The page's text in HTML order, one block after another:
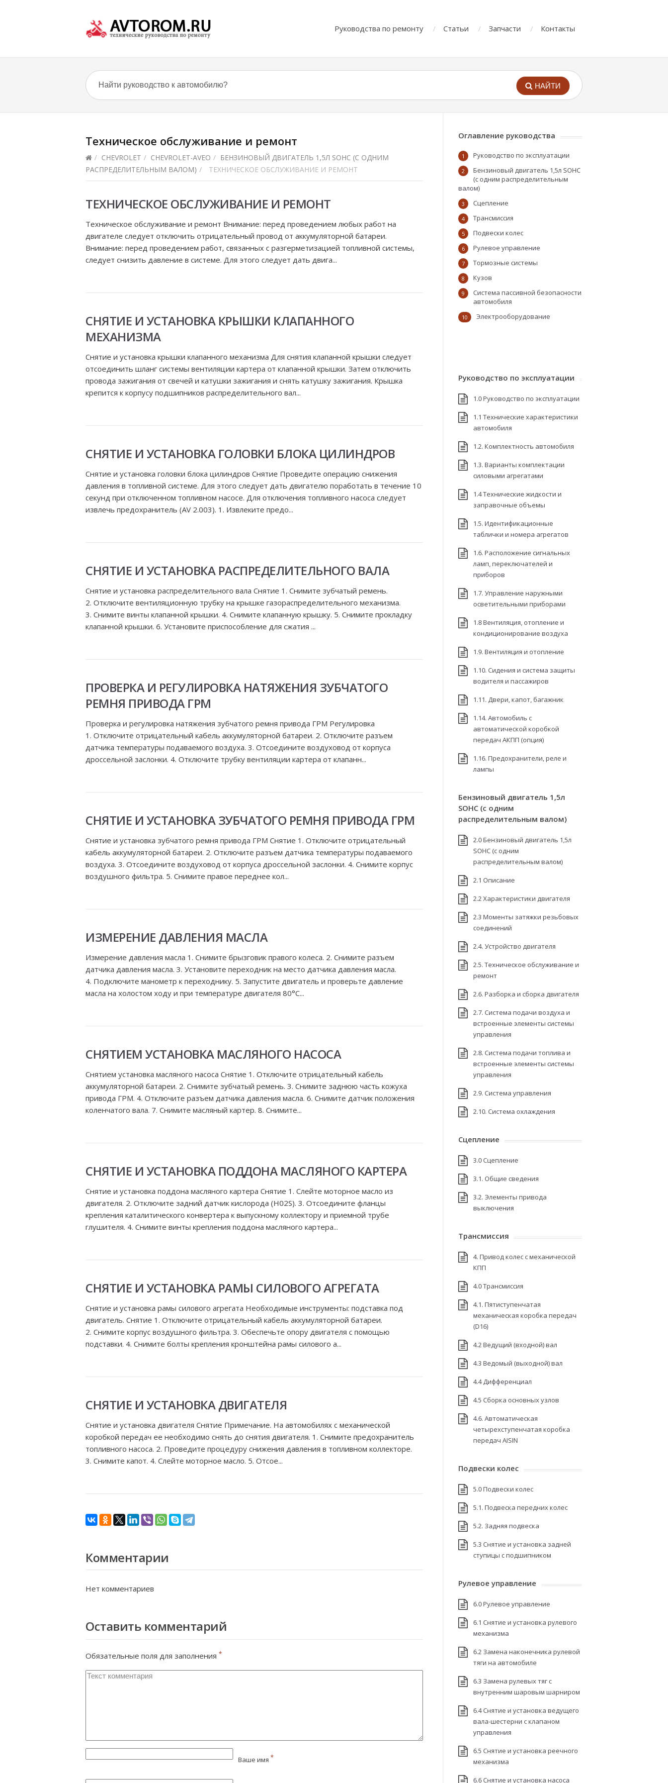
Руководства по ремонту Статьи Запчасти Контакты
НАЙТИ
Техническое обслуживание и ремонт
/ CHEVROLET / CHEVROLET-AVEO / БЕНЗИНОВЫЙ ДВИГАТЕЛЬ 1,5Л SOHC (С ОДНИМ
РАСПРЕДЕЛИТЕЛЬНЫМ ВАЛОМ) / ТЕХНИЧЕСКОЕ ОБСЛУЖИВАНИЕ И РЕМОНТ
ТЕХНИЧЕСКОЕ ОБСЛУЖИВАНИЕ И РЕМОНТ
Техническое обслуживание и ремонт Внимание: перед проведением любых работ на
двигателе следует отключить отрицательный провод от аккумуляторной батареи.
Внимание: перед проведением работ, связанных с разгерметизацией топливной системы,
следует снизить давление в системе. Для этого следует дать двига...
СНЯТИЕ И УСТАНОВКА КРЫШКИ КЛАПАННОГО
МЕХАНИЗМА
Снятие и установка крышки клапанного механизма Для снятия клапанной крышки следует
отсоединить шланг системы вентиляции картера от клапанной крышки. Затем отключить
провода зажигания от свечей и катушки зажигания и снять катушку зажигания. Крышка
крепится к корпусу подшипников распределительного вал...
СНЯТИЕ И УСТАНОВКА ГОЛОВКИ БЛОКА ЦИЛИНДРОВ
Снятие и установка головки блока цилиндров Снятие Проведите операцию снижения
давления в топливной системе. Для этого следует дать двигателю поработать в течение 10
секунд при отключенном топливном насосе. Для отключения топливного насоса следует
извлечь предохранитель (AV 2.003). 1. Извлеките предо...
СНЯТИЕ И УСТАНОВКА РАСПРЕДЕЛИТЕЛЬНОГО ВАЛА
Снятие и установка распределительного вала Снятие 1. Снимите зубчатый ремень.
2. Отключите вентиляционную трубку на крышке газораспределительного механизма.
3. Снимите винты клапанной крышки. 4. Снимите клапанную крышку. 5. Снимите прокладку
клапанной крышки. 6. Установите приспособление для сжатия ...
ПРОВЕРКА И РЕГУЛИРОВКА НАТЯЖЕНИЯ ЗУБЧАТОГО
РЕМНЯ ПРИВОДА ГРМ
Проверка и регулировка натяжения зубчатого ремня привода ГРМ Регулировка
1. Отключите отрицательный кабель аккумуляторной батареи. 2. Отключите разъем
датчика температуры подаваемого воздуха. 3. Отсоедините воздуховод от корпуса
дроссельной заслонки. 4. Отключите трубку вентиляции картера от клапанн...
СНЯТИЕ И УСТАНОВКА ЗУБЧАТОГО РЕМНЯ ПРИВОДА ГРМ
Снятие и установка зубчатого ремня привода ГРМ Снятие 1. Отключите отрицательный
кабель аккумуляторной батареи. 2. Отключите разъем датчика температуры подаваемого
воздуха. 3. Отсоедините воздуховод от корпуса дроссельной заслонки. 4. Снимите корпус
воздушного фильтра. 5. Снимите правое переднее кол...
ИЗМЕРЕНИЕ ДАВЛЕНИЯ МАСЛА
Измерение давления масла 1. Снимите брызговик правого колеса. 2. Снимите разъем
датчика давления масла. 3. Установите переходник на место датчика давления масла.
4. Подключите манометр к переходнику. 5. Запустите двигатель и проверьте давление
масла на холостом ходу и при температуре двигателя 80°С...
СНЯТИЕМ УСТАНОВКА МАСЛЯНОГО НАСОСА
Снятием установка масляного насоса Снятие 1. Отключите отрицательный кабель
аккумуляторной батареи. 2. Снимите зубчатый ремень. 3. Снимите заднюю часть кожуха
привода ГРМ. 4. Отключите разъем датчика давления масла. 6. Снимите датчик положения
коленчатого вала. 7. Снимите масляный картер. 8. Снимите...
СНЯТИЕ И УСТАНОВКА ПОДДОНА МАСЛЯНОГО КАРТЕРА
Снятие и установка поддона масляного картера Снятие 1. Слейте моторное масло из
двигателя. 2. Отключите задний датчик кислорода (H02S). 3. Отсоедините фланцы
крепления каталитического конвертера к выпускному коллектору и приемной трубе
глушителя. 4. Снимите винты крепления поддона масляного картера...
СНЯТИЕ И УСТАНОВКА РАМЫ СИЛОВОГО АГРЕГАТА
Снятие и установка рамы силового агрегата Необходимые инструменты: подставка под
двигатель. Снятие 1. Отключите отрицательный кабель аккумуляторной батареи.
2. Снимите корпус воздушного фильтра. 3. Обеспечьте опору двигателя с помощью
подставки. 4. Снимите болты крепления кронштейна рамы силового а...
СНЯТИЕ И УСТАНОВКА ДВИГАТЕЛЯ
Снятие и установка двигателя Снятие Примечание. На автомобилях с механической
коробкой передач ее необходимо снять до снятия двигателя. 1. Снимите предохранитель
топливного насоса. 2. Проведите процедуру снижения давления в топливном коллекторе.
3. Снимите капот. 4. Слейте моторное масло. 5. Отсое...
Комментарии
Нет комментариев
Оставить комментарий
Обязательные поля для заполнения *
Ваше имя *
Оглавление руководства
1 Руководство по эксплуатации
2
Бензиновый двигатель 1,5л SOHC
(с одним распределительным
валом)
3 Сцепление
4 Трансмиссия
5 Подвески колес
6 Рулевое управление
7 Тормозные системы
8 Кузов
9
Система пассивной безопасности
автомобиля
10 Электрооборудование
Руководство по эксплуатации
1.0 Руководство по эксплуатации
1.1 Технические характеристики
автомобиля
1.2. Комплектность автомобиля
1.3. Варианты комплектации
силовыми агрегатами
1.4 Технические жидкости и
заправочные объемы
1.5. Идентификационные
таблички и номера агрегатов
1.6. Расположение сигнальных
ламп, переключателей и
приборов
1.7. Управление наружными
осветительными приборами
1.8 Вентиляция, отопление и
кондиционирование воздуха
1.9. Вентиляция и отопление
1.10. Сидения и система защиты
водителя и пассажиров
1.11. Двери, капот, багажник
1.14. Автомобиль с
автоматической коробкой
передач АКПП (опция)
1.16. Предохранители, реле и
лампы
Бензиновый двигатель 1,5л
SOHC (с одним
распределительным валом)
2.0 Бензиновый двигатель 1,5л
SOHC (с одним
распределительным валом)
2.1 Описание
2.2 Характеристики двигателя
2.3 Моменты затяжки резьбовых
соединений
2.4. Устройство двигателя
2.5. Техническое обслуживание и
ремонт
2.6. Разборка и сборка двигателя
2.7. Система подачи воздуха и
встроенные элементы системы
управления
2.8. Система подачи топлива и
встроенные элементы системы
управления
2.9. Система управления
2.10. Система охлаждения
Сцепление
3.0 Сцепление
3.1. Общие сведения
3.2. Элементы привода
выключения
Трансмиссия
4. Привод колес с механической
КПП
4.0 Трансмиссия
4.1. Пятиступенчатая
механическая коробка передач
(D16)
4.2 Ведущий (входной) вал
4.3 Ведомый (выходной) вал
4.4 Дифференциал
4.5 Сборка основных узлов
4.6. Автоматическая
четырехступенчатая коробка
передач AISIN
Подвески колес
5.0 Подвески колес
5.1. Подвеска передних колес
5.2. Задняя подвеска
5.3 Снятие и установка задней
ступицы с подшипником
Рулевое управление
6.0 Рулевое управление
6.1 Снятие и установка рулевого
механизма
6.2 Замена наконечника рулевой
тяги на автомобиле
6.3 Замена рулевых тяг с
внутренним шаровым шарниром
6.4 Снятие и установка ведущего
вала-шестерни с клапаном
управления
6.5 Снятие и установка реечного
механизма
6.6 Снятие и установка насоса